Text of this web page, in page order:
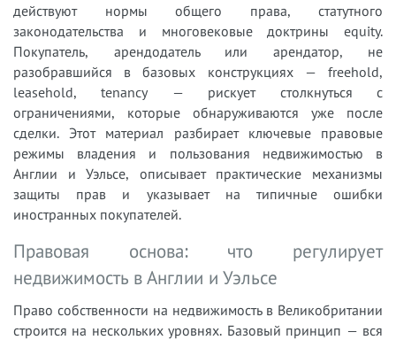
действуют нормы общего права, статутного
законодательства и многовековые доктрины equity.
Покупатель, арендодатель или арендатор, не
разобравшийся в базовых конструкциях — freehold,
leasehold, tenancy — рискует столкнуться с
ограничениями, которые обнаруживаются уже после
сделки. Этот материал разбирает ключевые правовые
режимы владения и пользования недвижимостью в
Англии и Уэльсе, описывает практические механизмы
защиты прав и указывает на типичные ошибки
иностранных покупателей.
Правовая основа: что регулирует
недвижимость в Англии и Уэльсе
Право собственности на недвижимость в Великобритании
строится на нескольких уровнях. Базовый принцип — вся